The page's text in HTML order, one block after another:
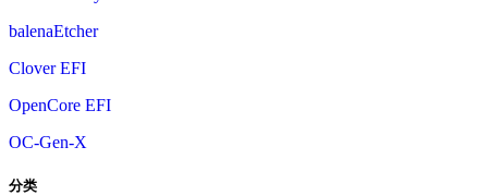
balenaEtcher
Clover EFI
OpenCore EFI
OC-Gen-X
分类